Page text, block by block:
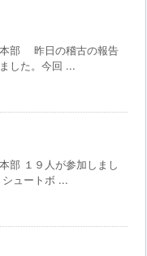
本部 昨日の稽古の報告
した。今回 ...
部 １９人が参加しまし
ュートボ ...